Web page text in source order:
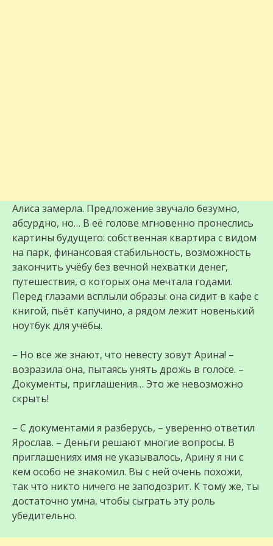
Алиса замерла. Предложение звучало безумно,
абсурдно, но… В её голове мгновенно пронеслись
картины будущего: собственная квартира с видом
на парк, финансовая стабильность, возможность
закончить учёбу без вечной нехватки денег,
путешествия, о которых она мечтала годами.
Перед глазами всплыли образы: она сидит в кафе с
книгой, пьёт капучино, а рядом лежит новенький
ноутбук для учёбы.
– Но все же знают, что невесту зовут Арина! –
возразила она, пытаясь унять дрожь в голосе. –
Документы, приглашения… Это же невозможно
скрыть!
– С документами я разберусь, – уверенно ответил
Ярослав. – Деньги решают многие вопросы. В
приглашениях имя не указывалось, Арину я ни с
кем особо не знакомил. Вы с ней очень похожи,
так что никто ничего не заподозрит. К тому же, ты
достаточно умна, чтобы сыграть эту роль
убедительно.